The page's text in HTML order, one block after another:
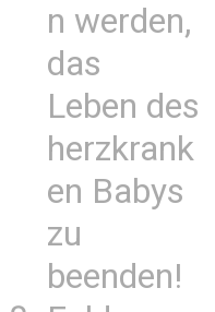
n werden,
das
Leben des
herzkrank
en Babys
zu
beenden!